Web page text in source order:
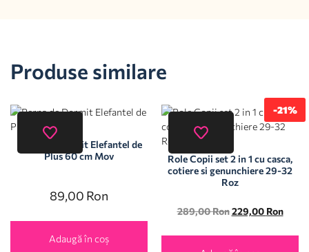
Produse similare
Perna de Dormit Elefantel de
Plus 60 cm Mov
89,00 Ron
Adaugă în coș
-21%
Role Copii set 2 in 1 cu casca,
cotiere si genunchiere 29-32
Roz
289,00Ron 229,00 Ron